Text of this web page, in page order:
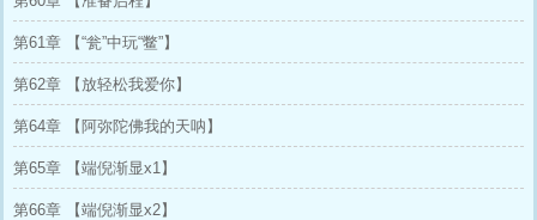
第61章 【“瓮”中玩“鳖”】
第62章 【放轻松我爱你】
第64章 【阿弥陀佛我的天呐】
第65章 【端倪渐显x1】
第66章 【端倪渐显x2】